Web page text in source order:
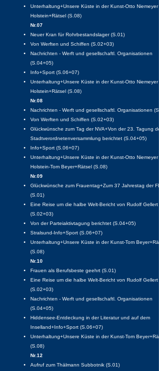
Unterhaltung+Unsere Küste in der Kunst-Otto Niemeyer
Holstein+Rätsel (S.08)
Nr.07
Neuer Kran für Rohrbestandslager (S.01)
Von Werften und Schiffen (S.02+03)
Nachrichten - Werft und gesellschaftl. Organisationen
(S.04+05)
Info+Sport (S.06+07)
Unterhaltung+Unsere Küste in der Kunst-Otto Niemeyer
Holstein+Rätsel (S.08)
Nr.08
Nachrichten - Werft und gesellschaftl. Organisationen
Von Werften und Schiffen (S.02+03)
Glückwünsche zum Tag der NVA+Von der 23. Tagung
Stadtverordnetenversammlung berichtet (S.04+05)
Info+Sport (S.06+07)
Unterhaltung+Unsere Küste in der Kunst-Otto Niemeyer
Holstein-Tom Beyer+Rätsel (S.08)
Nr.09
Glückwünsche zum Frauentag+Zum 37 Jahrestag der
(S.01)
Eine Reise um die halbe Welt-Bericht von Rudolf Gellert
(S.02+03)
Von der Parteiaktivtagung berichtet (S.04+05)
Stralsund-Info+Sport (S.06+07)
Unterhaltung+Unsere Küste in der Kunst-Tom
(S.08)
Nr.10
Frauen als Berufsbeste geehrt (S.01)
Eine Reise um die halbe Welt-Bericht von Rudolf Gellert
(S.02+03)
Nachrichten - Werft und gesellschaftl. Organisationen
(S.04+05)
Hiddensee-Entdeckung in der Literatur und auf dem
Inselland+Info+Sport (S.06+07)
Unterhaltung+Unsere Küste in der Kunst-Tom
(S.08)
Nr.12
Aufruf zum Thälmann Subbotnik (S.01)